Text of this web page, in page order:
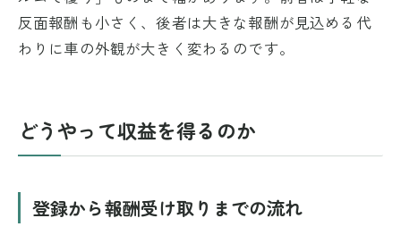
反面報酬も小さく、後者は大きな報酬が見込める代
わりに車の外観が大きく変わるのです。
どうやって収益を得るのか
登録から報酬受け取りまでの流れ